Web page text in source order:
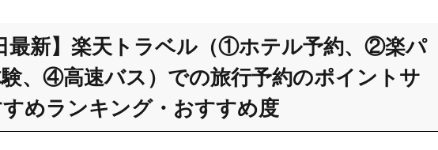
最新】楽天トラベル（①ホテル予約、②楽パ
、④高速バス）での旅行予約のポイントサ
めランキング・おすすめ度